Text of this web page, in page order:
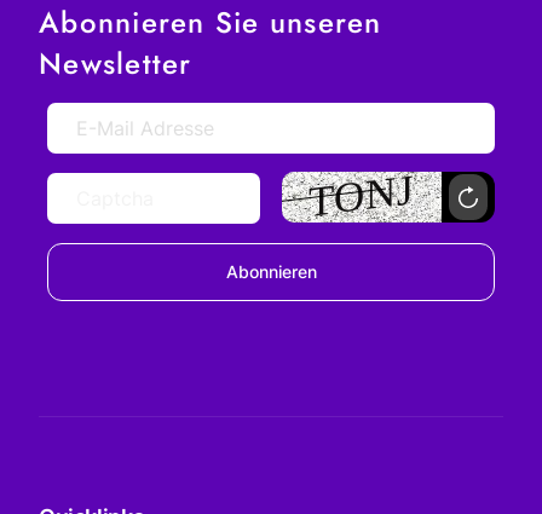
Abonnieren Sie unseren
Newsletter
Abonnieren